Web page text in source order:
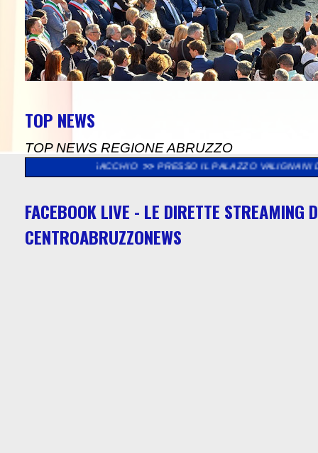
TOP NEWS
TOP NEWS REGIONE ABRUZZO
PRESSO IL PALAZZO VALIGNANI DI
FACEBOOK LIVE - LE DIRETTE STREAMING
CENTROABRUZZONEWS